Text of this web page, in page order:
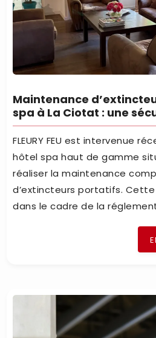
Maintenance
spa à La Ciotat : une
FLEURY FEU est intervenue
hôtel spa haut de gamme
réaliser la maintenance
d’extincteurs portatifs.
dans le cadre de la